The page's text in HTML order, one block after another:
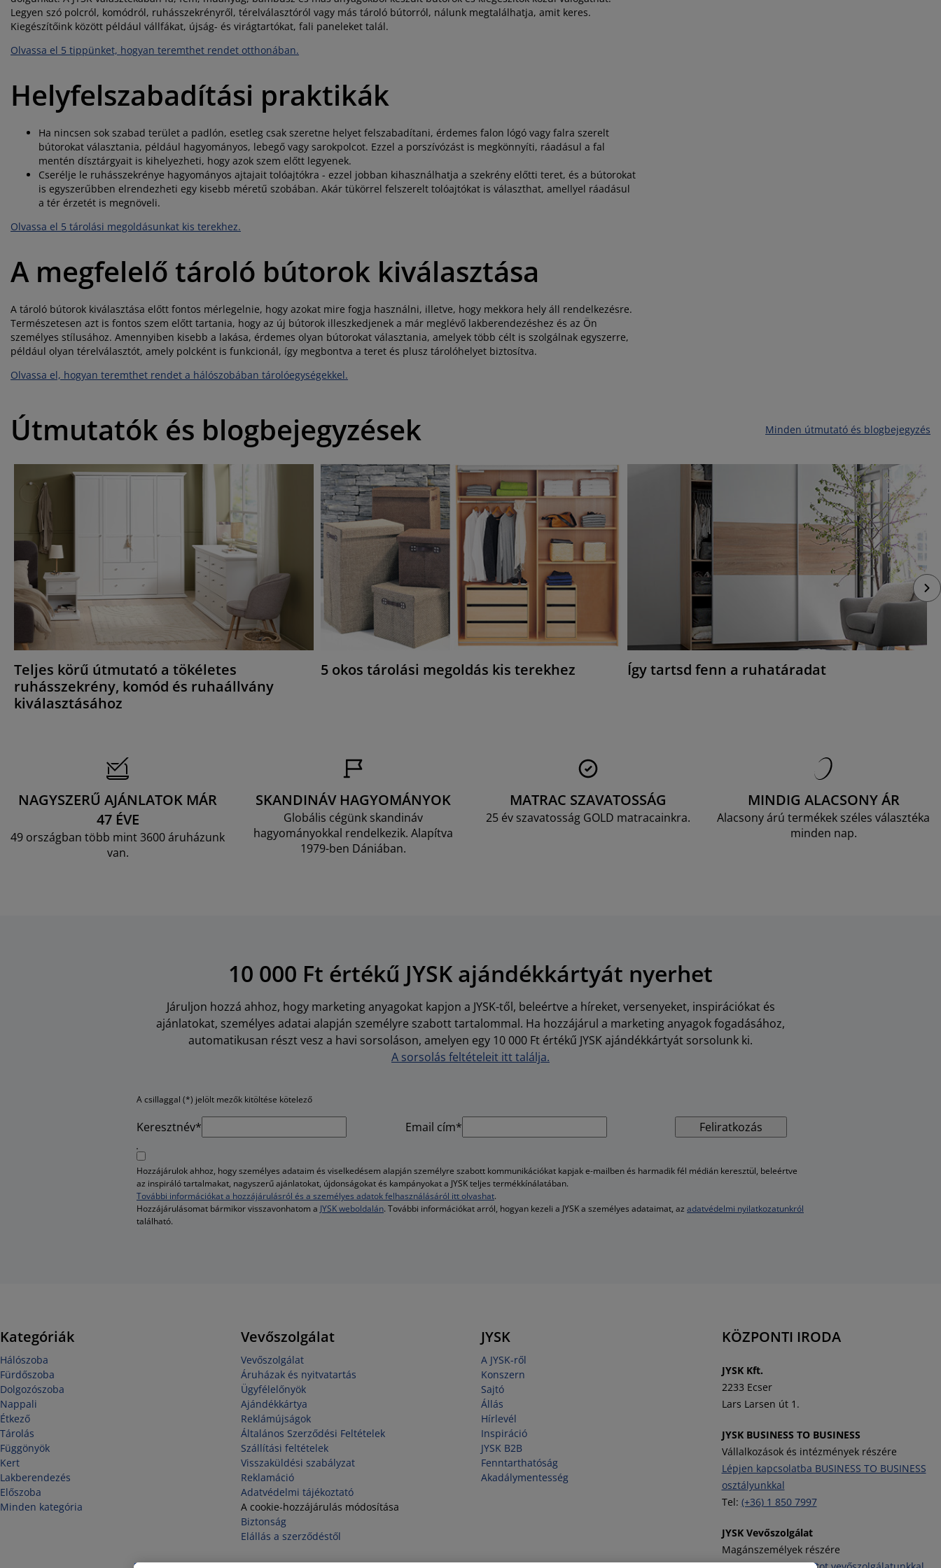
Legyen szó polcról, komódról, ruhásszekrényről, térelválasztóról vagy más tároló bútorról, nálunk megtalálhatja, amit keres.
Kiegészítőink között például vállfákat, újság- és virágtartókat, fali paneleket talál.
Olvassa el 5 tippünket, hogyan teremthet rendet otthonában.
Helyfelszabadítási praktikák
Ha nincsen sok szabad terület a padlón, esetleg csak szeretne helyet felszabadítani, érdemes falon lógó vagy falra szerelt
bútorokat választania, például hagyományos, lebegő vagy sarokpolcot. Ezzel a porszívózást is megkönnyíti, ráadásul a fal
mentén dísztárgyait is kihelyezheti, hogy azok szem előtt legyenek.
Cserélje le ruhásszekrénye hagyományos ajtajait tolóajtókra - ezzel jobban kihasználhatja a szekrény előtti teret, és a bútorokat
is egyszerűbben elrendezheti egy kisebb méretű szobában. Akár tükörrel felszerelt tolóajtókat is választhat, amellyel ráadásul
a tér érzetét is megnöveli.
Olvassa el 5 tárolási megoldásunkat kis terekhez.
A megfelelő tároló bútorok kiválasztása
A tároló bútorok kiválasztása előtt fontos mérlegelnie, hogy azokat mire fogja használni, illetve, hogy mekkora hely áll rendelkezésre.
Természetesen azt is fontos szem előtt tartania, hogy az új bútorok illeszkedjenek a már meglévő lakberendezéshez és az Ön
személyes stílusához. Amennyiben kisebb a lakása, érdemes olyan bútorokat választania, amelyek több célt is szolgálnak egyszerre,
például olyan térelválasztót, amely polcként is funkcionál, így megbontva a teret és plusz tárolóhelyet biztosítva.
Olvassa el, hogyan teremthet rendet a hálószobában tárolóegységekkel.
Útmutatók és blogbejegyzések Minden útmutató és blogbejegyzés
Teljes körű útmutató a tökéletes
ruhásszekrény, komód és ruhaállvány
kiválasztásához
5 okos tárolási megoldás kis terekhez Így tartsd fenn a ruhatáradat
NAGYSZERŰ AJÁNLATOK MÁR
47 ÉVE
49 országban több mint 3600 áruházunk
van.
SKANDINÁV HAGYOMÁNYOK
Globális cégünk skandináv
hagyományokkal rendelkezik. Alapítva
1979-ben Dániában.
MATRAC SZAVATOSSÁG
25 év szavatosság GOLD matracainkra.
MINDIG ALACSONY ÁR
Alacsony árú termékek széles választéka
minden nap.
10 000 Ft értékű JYSK ajándékkártyát nyerhet
Járuljon hozzá ahhoz, hogy marketing anyagokat kapjon a JYSK-től, beleértve a híreket, versenyeket, inspirációkat és
ajánlatokat, személyes adatai alapján személyre szabott tartalommal. Ha hozzájárul a marketing anyagok fogadásához,
automatikusan részt vesz a havi sorsoláson, amelyen egy 10 000 Ft értékű JYSK ajándékkártyát sorsolunk ki.
A sorsolás feltételeit itt találja.
A csillaggal (*) jelölt mezők kitöltése kötelező
Keresztnév* Email cím* Feliratkozás
Hozzájárulok ahhoz, hogy személyes adataim és viselkedésem alapján személyre szabott kommunikációkat kapjak e-mailben és harmadik fél médián keresztül, beleértve
az inspiráló tartalmakat, nagyszerű ajánlatokat, újdonságokat és kampányokat a JYSK teljes termékkínálatában.
További információkat a hozzájárulásról és a személyes adatok felhasználásáról itt olvashat.
Hozzájárulásomat bármikor visszavonhatom a JYSK weboldalán. További információkat arról, hogyan kezeli a JYSK a személyes adataimat, az adatvédelmi nyilatkozatunkról
található.
Kategóriák
Hálószoba
Fürdőszoba
Dolgozószoba
Nappali
Étkező
Tárolás
Függönyök
Kert
Lakberendezés
Előszoba
Minden kategória
Vevőszolgálat
Vevőszolgálat
Áruházak és nyitvatartás
Ügyfélelőnyök
Ajándékkártya
Reklámújságok
Általános Szerződési Feltételek
Szállítási feltételek
Visszaküldési szabályzat
Reklamáció
Adatvédelmi tájékoztató
A cookie-hozzájárulás módosítása
Biztonság
Elállás a szerződéstől
JYSK
A JYSK-ről
Konszern
Sajtó
Állás
Hírlevél
Inspiráció
JYSK B2B
Fenntarthatóság
Akadálymentesség
KÖZPONTI IRODA
JYSK Kft.
2233 Ecser
Lars Larsen út 1.
JYSK BUSINESS TO BUSINESS
Vállalkozások és intézmények részére
Lépjen kapcsolatba BUSINESS TO BUSINESS
osztályunkkal
Tel: (+36) 1 850 7997
JYSK Vevőszolgálat
Magánszemélyek részére